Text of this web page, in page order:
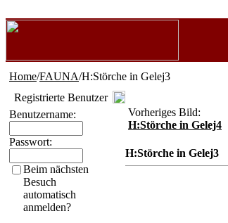
Home/FAUNA/H:Störche in Gelej3
Registrierte Benutzer
Benutzername:
Passwort:
Beim nächsten
Besuch
automatisch
anmelden?
Vorheriges Bild:
H:Störche in Gelej4
H:Störche in Gelej3